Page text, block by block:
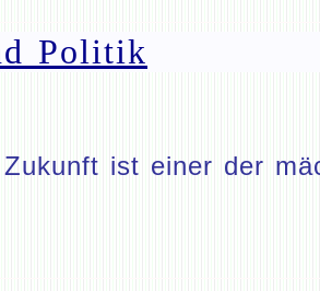
Politik
ist einer der